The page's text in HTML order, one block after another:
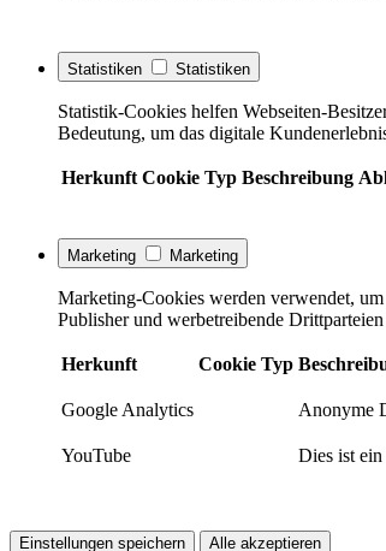
Statistiken Statistiken
Statistik-Cookies helfen Webseiten-
Bedeutung, um das digitale
Herkunft Cookie Typ Beschreibung
Marketing Marketing
Marketing-Cookies werden verwendet,
Publisher und werbetreibende
Herkunft Cookie Typ
Google Analytics Anonyme
YouTube Dies ist
Einstellungen speichern Alle akzeptieren